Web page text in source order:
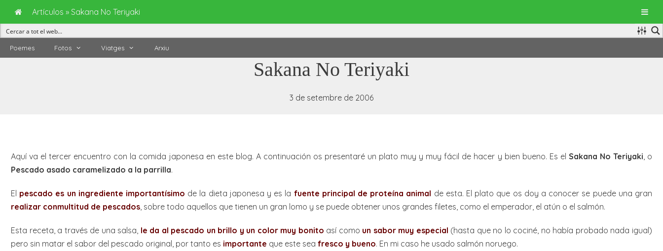
Vés
al
Poemes Fotos Viatges Arxiu
Sakana No Teriyaki
3 de setembre de 2006
Aquí va el tercer encuentro con la comida japonesa en este blog. A continuación os presentaré un plato muy y muy fácil de hacer y bien bueno. Es el Sakana No Teriyaki, o
Pescado asado caramelizado a la parrilla.
El pescado es un ingrediente importantísimo de la dieta japonesa y es la fuente principal de proteína animal de esta. El plato que os doy a conocer se puede una gran
realizar conmultitud de pescados , sobre todo aquellos que tienen un gran lomo y se puede obtener unos grandes filetes, como el emperador, el atún o el salmón.
Esta receta, a través de una salsa, le da al pescado un brillo y un color muy bonito así como un sabor muy especial (hasta que no lo cociné, no había probado nada igual)
pero sin matar el sabor del pescado original, por tanto es importante que este sea fresco y bueno. En mi caso he usado salmón noruego.
Artículos » Sakana No Teriyaki